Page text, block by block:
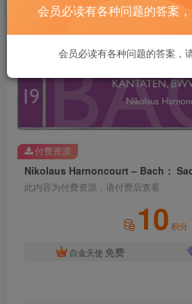
此内容为付费资源，请付费后查看
10 积分
白金天使 免费
付费资源
会员必读有各种问题的答案
会员必读有各种问题的答案，